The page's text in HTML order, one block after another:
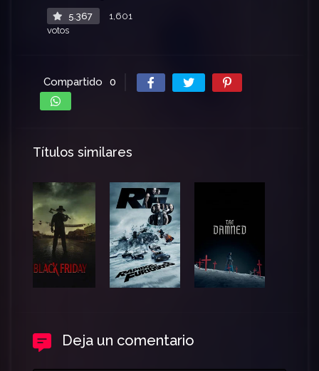
5.367
1,601
votos
Compartido 0
Títulos similares
Deja un comentario